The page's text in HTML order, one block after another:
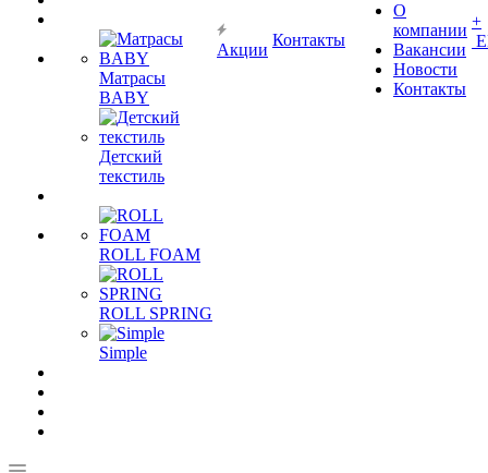
Матрасы
BABY
Детский
текстиль
ROLL FOAM
ROLL SPRING
Simple
Акции
Контакты
О
компании
Вакансии
Новости
Контакты
+